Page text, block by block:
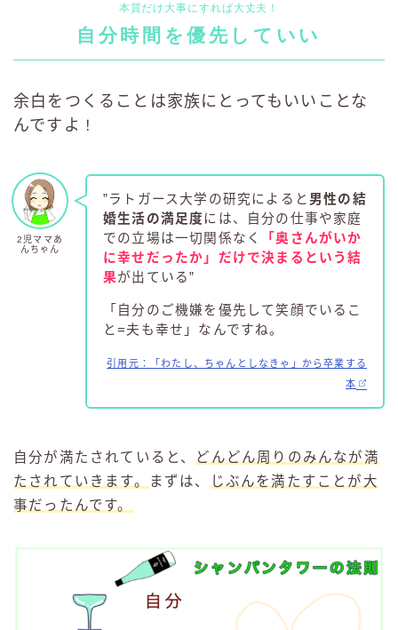
本質だけ大事にすれば大丈夫！
自分時間を優先していい
余白をつくることは家族にとってもいいことな
んですよ ！
2児ママあ
んちゃん
”ラトガース大学の研究によると 男性の結
婚生活の満足度には、自分の仕事や家庭
での立場は一切関係なく
「奥さんがいか
に幸せだったか」だけで決まるという結
果が出ている”
「自分のご機嫌を優先して笑顔でいるこ
と=夫も幸せ」なんですね。
引用元：「わたし、ちゃんとしなきゃ」から卒業する
本
自分が満たされていると、 どんどん周りのみんなが満
たされていきます。
まずは、
じぶんを満たすことが大
事だったんです。